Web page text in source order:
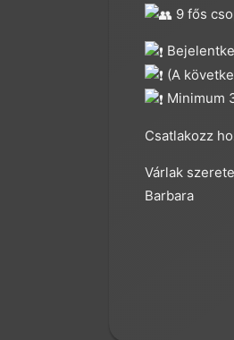
9 fős
(A
Minimum
Csatlakozz
Várlak
Barbara